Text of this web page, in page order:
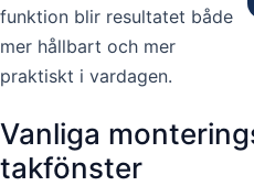
funktion blir resultatet både
mer hållbart och mer
praktiskt i vardagen.
Vanliga
takfönster